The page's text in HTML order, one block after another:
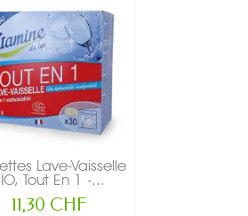
Lave-Vaisselle
Tout En 1 -...
11,30 CHF